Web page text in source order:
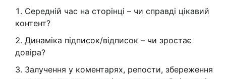
Середній час на сторінці – чи справді цікавий
контент?
Динаміка підписок/відписок – чи зростає
довіра?
Залучення у коментарях, репости, збереження